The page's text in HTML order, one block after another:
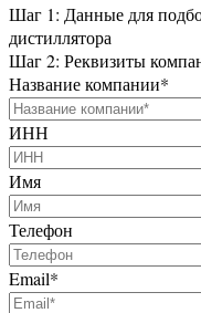
Шаг 1: Данные для
дистиллятора
Шаг 2: Реквизиты
Название компании*
ИНН
Имя
Телефон
Email*